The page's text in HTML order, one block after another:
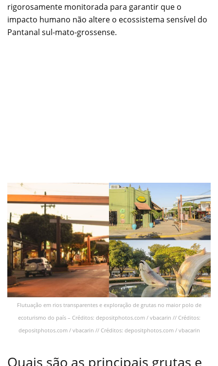
rigorosamente monitorada para garantir que o
impacto humano não altere o ecossistema sensível do
Pantanal sul-mato-grossense.
Flutuação em rios transparentes e exploração de grutas no maior polo de
ecoturismo do país – Créditos: depositphotos.com / vbacarin // Créditos:
depositphotos.com / vbacarin // Créditos: depositphotos.com / vbacarin
Quais são as principais grutas e